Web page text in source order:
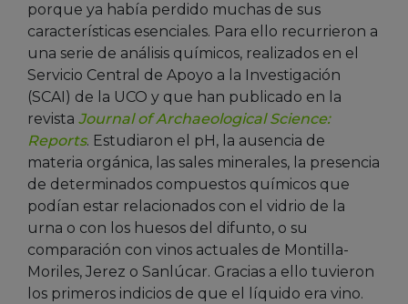
porque ya había perdido muchas de sus
características esenciales. Para ello recurrieron a
una serie de análisis químicos, realizados en el
Servicio Central de Apoyo a la Investigación
(SCAI) de la UCO y que han publicado en la
revista Journal of Archaeological Science:
Reports. Estudiaron el pH, la ausencia de
materia orgánica, las sales minerales, la presencia
de determinados compuestos químicos que
podían estar relacionados con el vidrio de la
urna o con los huesos del difunto, o su
comparación con vinos actuales de Montilla-
Moriles, Jerez o Sanlúcar. Gracias a ello tuvieron
los primeros indicios de que el líquido era vino.